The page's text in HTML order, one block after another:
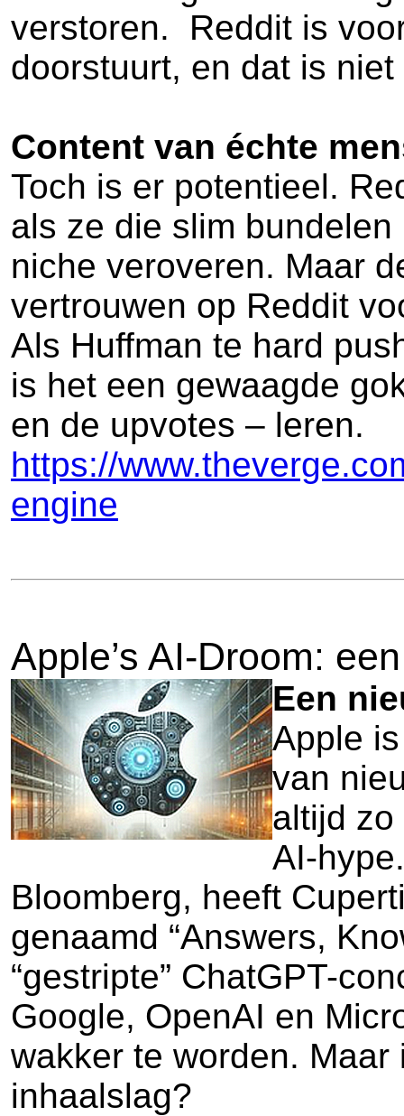
verstoren. Reddit is
doorstuurt, en dat is
Content van échte
Toch is er potentieel.
als ze die slim
niche veroveren. Maar
vertrouwen op Reddit
Als Huffman te hard
is het een gewaagde
en de upvotes – leren.
https://
engine
Apple’s AI-Droom:
Een
Apple
van
altijd
AI-
Bloomberg, heeft
genaamd “Answers,
“gestripte” ChatGPT-
Google, OpenAI en
wakker te worden.
inhaalslag?